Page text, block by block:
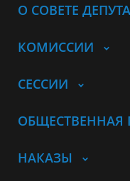
О СОВЕТЕ
КОМИССИИ
СЕССИИ
ОБЩЕСТВЕННАЯ
НАКАЗЫ